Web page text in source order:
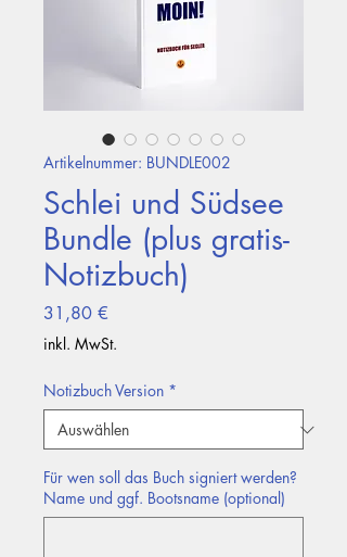
Artikelnummer: BUNDLE002
Schlei und Südsee
Bundle (plus gratis-
Notizbuch)
31,80 €
inkl. MwSt.
Notizbuch Version *
Für wen soll das Buch signiert werden?
Name und ggf. Bootsname (optional)